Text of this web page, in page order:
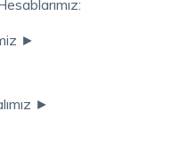
►
►